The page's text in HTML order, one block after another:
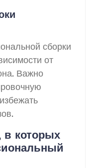
сборки
от
Важно
которых